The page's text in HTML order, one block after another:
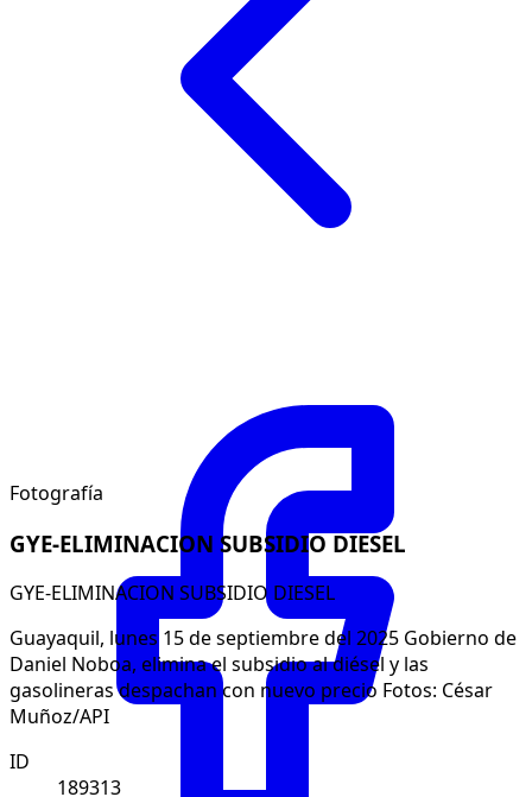
Fotografía
GYE-ELIMINACION SUBSIDIO DIESEL
GYE-ELIMINACION SUBSIDIO DIESEL
Guayaquil, lunes 15 de septiembre del 2025 Gobierno de
Daniel Noboa, elimina el subsidio al diésel y las
gasolineras despachan con nuevo precio Fotos: César
Muñoz/API
ID
189313